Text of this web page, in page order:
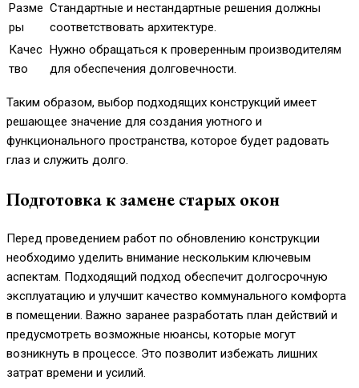
Разме
ры
Стандартные и нестандартные решения должны
соответствовать архитектуре.
Качес
тво
Нужно обращаться к проверенным производителям
для обеспечения долговечности.
Таким образом, выбор подходящих конструкций имеет
решающее значение для создания уютного и
функционального пространства, которое будет радовать
глаз и служить долго.
Подготовка к замене старых окон
Перед проведением работ по обновлению конструкции
необходимо уделить внимание нескольким ключевым
аспектам. Подходящий подход обеспечит долгосрочную
эксплуатацию и улучшит качество коммунального комфорта
в помещении. Важно заранее разработать план действий и
предусмотреть возможные нюансы, которые могут
возникнуть в процессе. Это позволит избежать лишних
затрат времени и усилий.